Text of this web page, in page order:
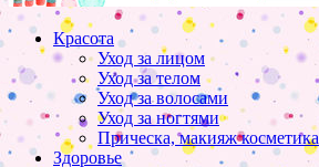
Красота
Уход за лицом
Уход за телом
Уход за волосами
Уход за ногтями
Прическа, макияж косметика
Здоровье